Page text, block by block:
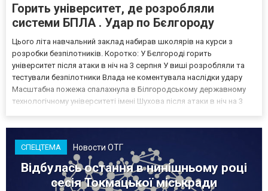
Горить університет, де розробляли
системи БПЛА . Удар по Бєлгороду
Цього літа навчальний заклад набирав школярів на курси з
розробки безпілотників. Коротко: У Бєлгороді горить
університет після атаки в ніч на 3 серпня У виші розробляли та
тестували безпілотники Влада не коментувала наслідки удару
Масштабна пожежа спалахнула в Білгородському державному
технологічному університеті імені Шухова після атаки в ніч на 3
СПЕЦТЕМА Новости ОТГ
Відбулась остання в нинішньому році
сесія Токмацької міськради